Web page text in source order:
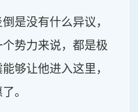
是没有什么异议，
势力来说，都是极
够让他进入这里，
。